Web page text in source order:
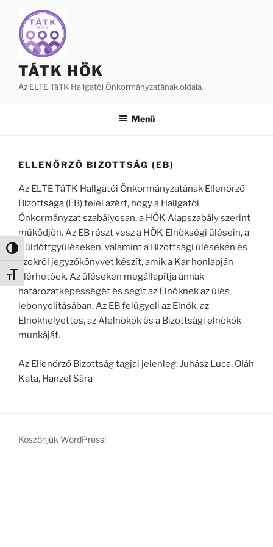
Nagy kontraszt váltása
Betűméret váltása
TÁTK HÖK
Az ELTE TáTK Hallgatói Önkormányzatának oldala.
Menü
ELLENŐRZŐ BIZOTTSÁG (EB)
Az ELTE TáTK Hallgatói Önkormányzatának Ellenőrző
Bizottsága (EB) felel azért, hogy a Hallgatói
Önkormányzat szabályosan, a HÖK Alapszabály szerint
működjön. Az EB részt vesz a HÖK Elnökségi ülésein, a
Küldöttgyűléseken, valamint a Bizottsági üléseken és
azokról jegyzőkönyvet készít, amik a Kar honlapján
elérhetőek. Az üléseken megállapítja annak
határozatképességét és segít az Elnöknek az ülés
lebonyolításában. Az EB felügyeli az Elnök, az
Elnökhelyettes, az Alelnökök és a Bizottsági elnökök
munkáját.
Az Ellenőrző Bizottság tagjai jelenleg: Juhász Luca, Oláh
Kata, Hanzel Sára
Köszönjük WordPress!